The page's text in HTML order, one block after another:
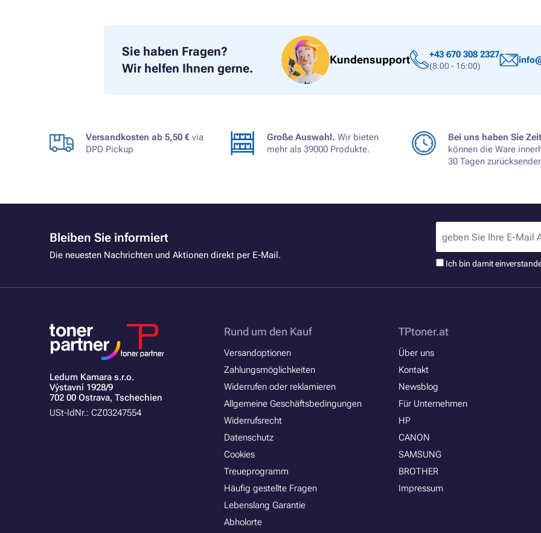
Sie haben Fragen?
Wir helfen Ihnen gerne.
Kundensupport +43 670 308 2327
(8:00 - 16:00)
Versandkosten ab 5,50 € via
DPD Pickup
Große Auswahl. Wir bieten
mehr als 39000 Produkte.
Bei uns haben Sie
können die Ware
30 Tagen
Bleiben Sie informiert
Die neuesten Nachrichten und Aktionen direkt per E-Mail.
Ich bin damit
Ledum Kamara s.r.o.
Výstavní 1928/9
702 00 Ostrava, Tschechien
USt-IdNr.: CZ03247554
Rund um den Kauf
Versandoptionen
Zahlungsmöglichkeiten
Widerrufen oder reklamieren
Allgemeine Geschäftsbedingungen
Widerrufsrecht
Datenschutz
Cookies
Treueprogramm
Häufig gestellte Fragen
Lebenslang Garantie
Abholorte
TPtoner.at
Über uns
Kontakt
Newsblog
Für Unternehmen
HP
CANON
SAMSUNG
BROTHER
Impressum